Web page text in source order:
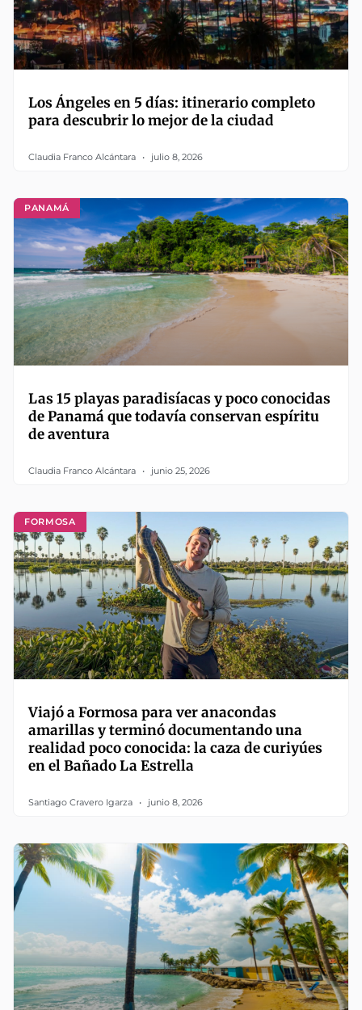
Los Ángeles en 5 días: itinerario completo
para descubrir lo mejor de la ciudad
Claudia Franco Alcántara julio 8, 2026
PANAMÁ
Las 15 playas paradisíacas y poco conocidas
de Panamá que todavía conservan espíritu
de aventura
Claudia Franco Alcántara junio 25, 2026
FORMOSA
Viajó a Formosa para ver anacondas
amarillas y terminó documentando una
realidad poco conocida: la caza de curiyúes
en el Bañado La Estrella
Santiago Cravero Igarza junio 8, 2026